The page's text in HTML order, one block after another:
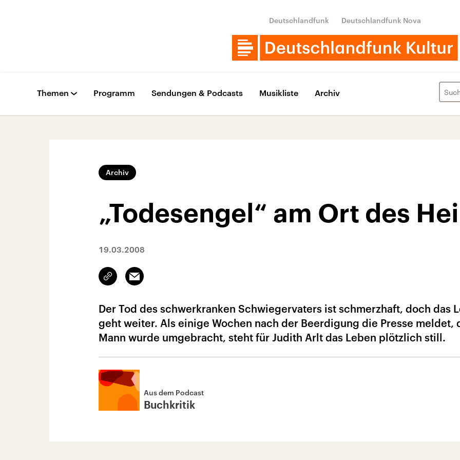
Deutschlandfunk Deutschlandfunk Nova
Themen Programm Sendungen & Podcasts Musikliste Archiv
Archiv
„Todesengel“ am Ort des
19.03.2008
Link
kopieren/teilen
Email
Der Tod des schwerkranken Schwiegervaters ist schmerzhaft, doch das
geht weiter. Als einige Wochen nach der Beerdigung die Presse meldet,
Mann wurde umgebracht, steht für Judith Arlt das Leben plötzlich still.
Aus dem Podcast
Buchkritik